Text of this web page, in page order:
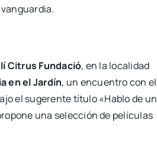
Citrus Fun­da­ció, en la loca­li­dad
en el Jar­dín, un encuen­tro con el
el suge­ren­te tí­tu­lo «Hablo de un
una selec­ción de pelí­cu­las